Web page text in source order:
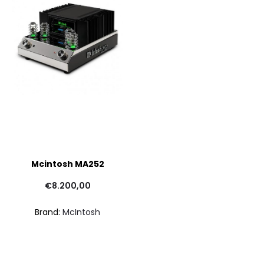
Mcintosh MA252
€8.200,00
Brand: McIntosh